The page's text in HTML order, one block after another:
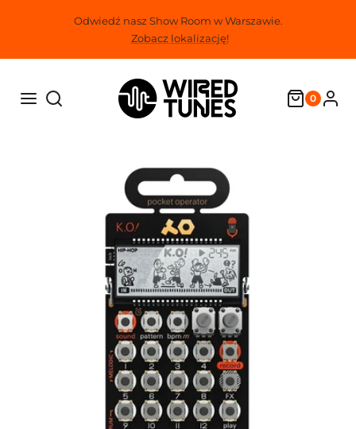
Odwiedź nasz Show Room w Warszawie.
Zobacz lokalizację!
0